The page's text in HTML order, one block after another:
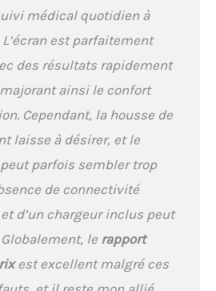
positifs pour un avenir
médical quotidien à
est parfaitement
des résultats rapidement
ainsi le confort
Cependant, la housse de
laisse à désirer, et le
parfois sembler trop
de connectivité
d’un chargeur inclus peut
le rapport
est excellent malgré ces